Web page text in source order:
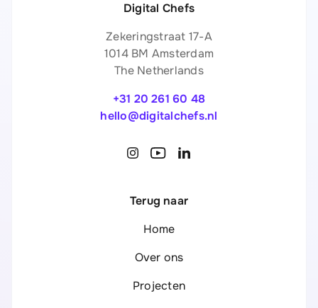
Digital Chefs
Zekeringstraat 17-A
1014 BM Amsterdam
The Netherlands
+31 20 261 60 48
hello@digitalchefs.nl
Terug naar
Home
Over ons
Projecten